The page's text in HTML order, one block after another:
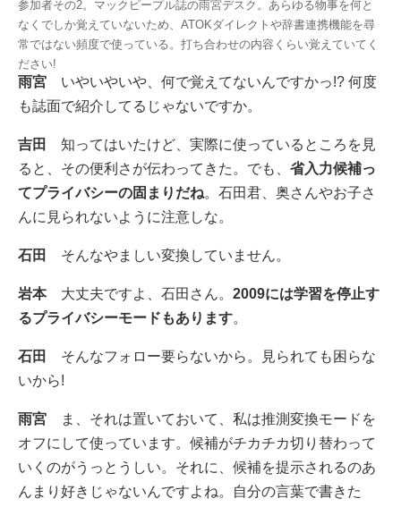
参加者その2。マックピープル誌の雨宮デスク。あらゆる物事を何と
なくでしか覚えていないため、ATOKダイレクトや辞書連携機能を尋
常ではない頻度で使っている。打ち合わせの内容くらい覚えていてく
ださい!
雨宮 いやいやいや、何で覚えてないんですかっ!? 何度
も誌面で紹介してるじゃないですか。
吉田
知ってはいたけど、実際に使っているところを見
ると、その便利さが伝わってきた。でも、 省入力候補っ
てプライバシーの固まりだね。石田君、奥さんやお子さ
んに見られないように注意しな。
石田 そんなやましい変換していません。
岩本大丈夫ですよ、石田さん。 2009には学習を停止す
るプライバシーモードもあります。
石田
そんなフォロー要らないから。見られても困らな
いから!
雨宮 ま、それは置いておいて、私は推測変換モードを
オフにして使っています。候補がチカチカ切り替わって
いくのがうっとうしい。それに、候補を提示されるのあ
んまり好きじゃないんですよね。自分の言葉で書きた